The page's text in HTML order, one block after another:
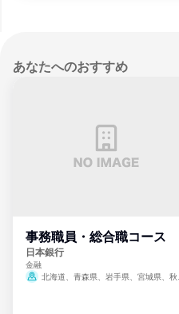
あなたへのおすすめ
事務職員・総合職コース
日本銀行
金融
北海道、青森県、岩手県、宮城県、秋